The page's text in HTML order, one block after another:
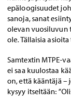
epäloogisuudet
sanoja, sanat
olevan vuosiluvun
ole. Tällaisia
Samtextin MTPE-
ei saa kuulostaa
on, että kääntäjä
kysyy itseltään: